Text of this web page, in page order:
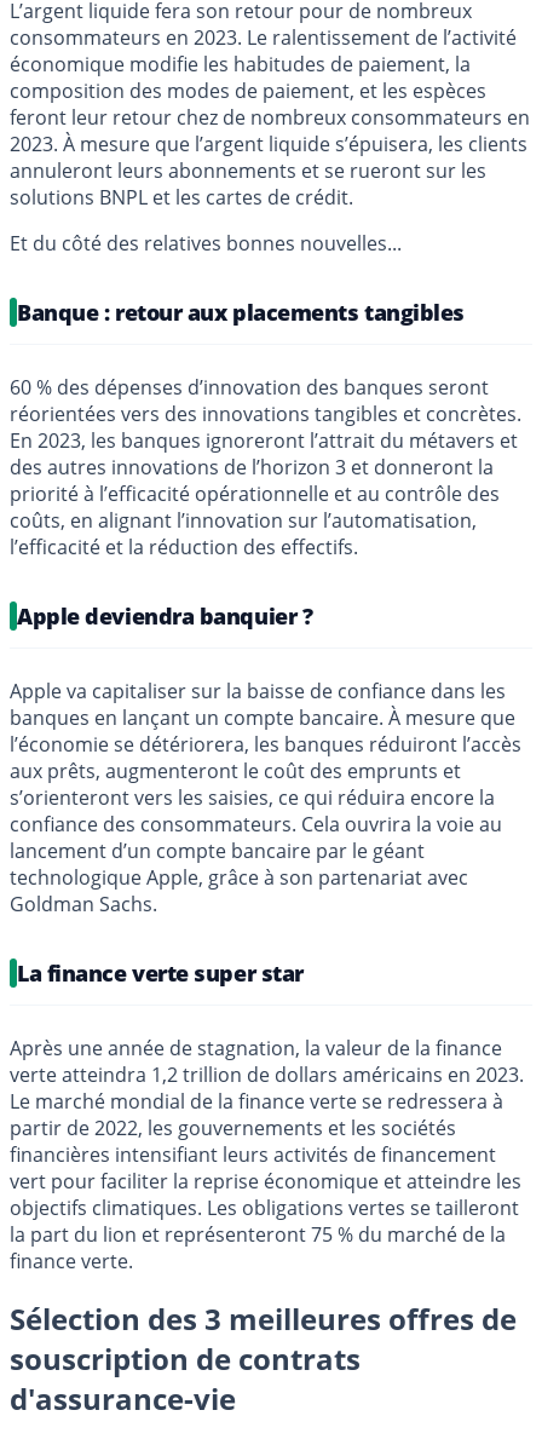
L’argent liquide fera son retour pour de nombreux
consommateurs en 2023. Le ralentissement de l’activité
économique modifie les habitudes de paiement, la
composition des modes de paiement, et les espèces
feront leur retour chez de nombreux consommateurs en
2023. À mesure que l’argent liquide s’épuisera, les clients
annuleront leurs abonnements et se rueront sur les
solutions BNPL et les cartes de crédit.
Et du côté des relatives bonnes nouvelles...
Banque : retour aux placements tangibles
60 % des dépenses d’innovation des banques seront
réorientées vers des innovations tangibles et concrètes.
En 2023, les banques ignoreront l’attrait du métavers et
des autres innovations de l’horizon 3 et donneront la
priorité à l’efficacité opérationnelle et au contrôle des
coûts, en alignant l’innovation sur l’automatisation,
l’efficacité et la réduction des effectifs.
Apple deviendra banquier ?
Apple va capitaliser sur la baisse de confiance dans les
banques en lançant un compte bancaire. À mesure que
l’économie se détériorera, les banques réduiront l’accès
aux prêts, augmenteront le coût des emprunts et
s’orienteront vers les saisies, ce qui réduira encore la
confiance des consommateurs. Cela ouvrira la voie au
lancement d’un compte bancaire par le géant
technologique Apple, grâce à son partenariat avec
Goldman Sachs.
La finance verte super star
Après une année de stagnation, la valeur de la finance
verte atteindra 1,2 trillion de dollars américains en 2023.
Le marché mondial de la finance verte se redressera à
partir de 2022, les gouvernements et les sociétés
financières intensifiant leurs activités de financement
vert pour faciliter la reprise économique et atteindre les
objectifs climatiques. Les obligations vertes se tailleront
la part du lion et représenteront 75 % du marché de la
finance verte.
Sélection des 3 meilleures offres de
souscription de contrats
d'assurance-vie